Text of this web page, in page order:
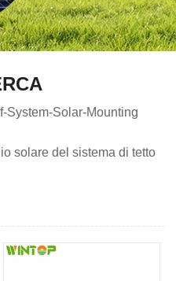
System-Solar-Mounting
solare del sistema di tetto